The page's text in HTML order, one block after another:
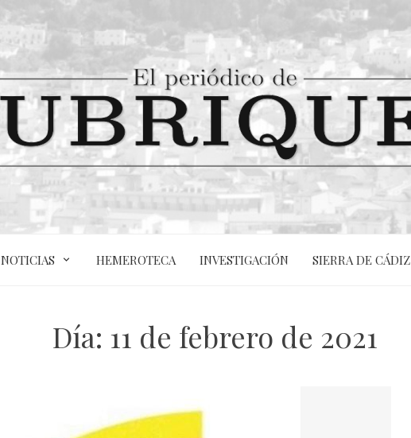
NOTICIAS HEMEROTECA INVESTIGACIÓN SIERRA DE CÁDIZ
Día: 11 de febrero de 2021